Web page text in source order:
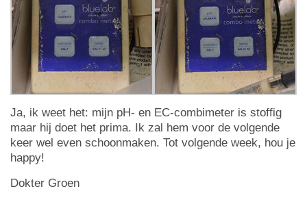
Ja, ik weet het: mijn pH- en EC-combimeter is stoffig
maar hij doet het prima. Ik zal hem voor de volgende
keer wel even schoonmaken. Tot volgende week, hou je
happy!
Dokter Groen